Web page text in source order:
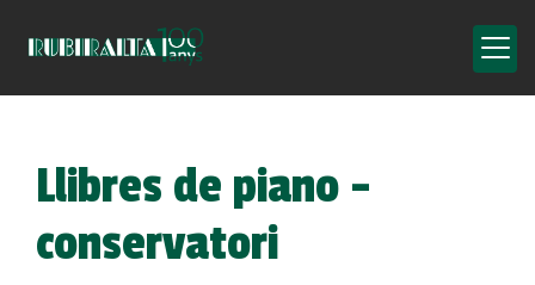
Llibres de piano -
conservatori